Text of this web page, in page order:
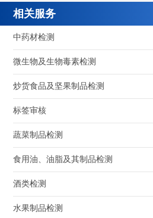
相关服务
中药材检测
微生物及生物毒素检测
炒货食品及坚果制品检测
标签审核
蔬菜制品检测
食用油、油脂及其制品检测
酒类检测
水果制品检测